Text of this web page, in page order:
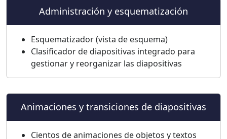
Administración y esquematización
Esquematizador (vista de esquema)
Clasificador de diapositivas integrado para
gestionar y reorganizar las diapositivas
Animaciones y transiciones de diapositivas
Cientos de animaciones de objetos y textos